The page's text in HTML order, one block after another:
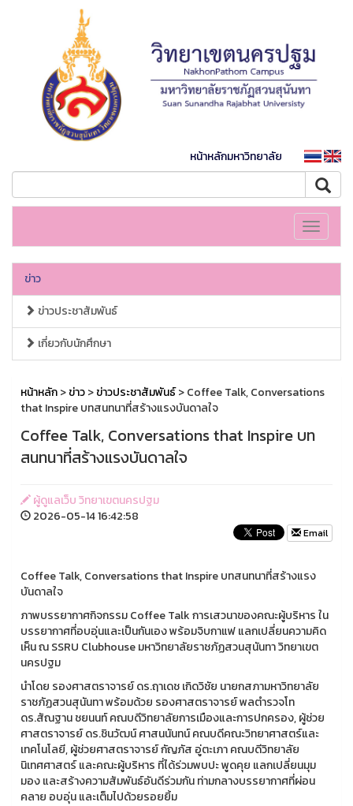
หน้าหลักมหาวิทยาลัย
Toggle
ข่าว
ข่าวประชาสัมพันธ์
เกี่ยวกับนักศึกษา
หน้าหลัก>ข่าว>ข่าวประชาสัมพันธ์> Coffee Talk, Conversations
that Inspire บทสนทนาที่สร้างแรงบันดาลใจ
Coffee Talk, Conversations that Inspire บท
สนทนาที่สร้างแรงบันดาลใจ
ผู้ดูแลเว็บ วิทยาเขตนครปฐม
2026-05-14 16:42:58
Email
Coffee Talk, Conversations that Inspire บทสนทนาที่สร้างแรง
บันดาลใจ
ภาพบรรยากาศกิจกรรม Coffee Talk การเสวนาของคณะผู้บริหาร ใน
บรรยากาศที่อบอุ่นและเป็นกันเอง พร้อมจิบกาแฟ แลกเปลี่ยนความคิด
เห็น ณ SSRU Clubhouse มหาวิทยาลัยราชภัฏสวนสุนันทา วิทยาเขต
นครปฐม
นำโดย รองศาสตราจารย์ ดร.ฤาเดช เกิดวิชัย นายกสภามหาวิทยาลัย
ราชภัฏสวนสุนันทา พร้อมด้วย รองศาสตราจารย์ พลตำรวจโท
ดร.สัณฐาน ชยนนท์ คณบดีวิทยาลัยการเมืองและการปกครอง, ผู้ช่วย
ศาสตราจารย์ ดร.ชินวัฒน์ ศาสนนันทน์ คณบดีคณะวิทยาศาสตร์และ
เทคโนโลยี, ผู้ช่วยศาสตราจารย์ กัญภัส อู่ตะเภา คณบดีวิทยาลัย
นิเทศศาสตร์ และคณะผู้บริหาร ที่ได้ร่วมพบปะ พูดคุย แลกเปลี่ยนมุม
มอง และสร้างความสัมพันธ์อันดีร่วมกัน ท่ามกลางบรรยากาศที่ผ่อน
คลาย อบอุ่น และเต็มไปด้วยรอยยิ้ม